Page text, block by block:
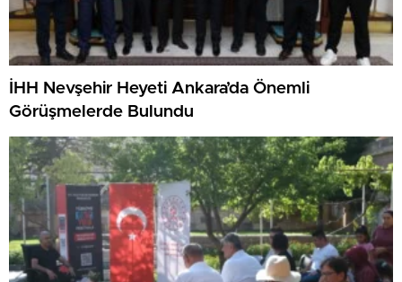
İHH Nevşehir Heyeti Ankara’da Önemli
Görüşmelerde Bulundu